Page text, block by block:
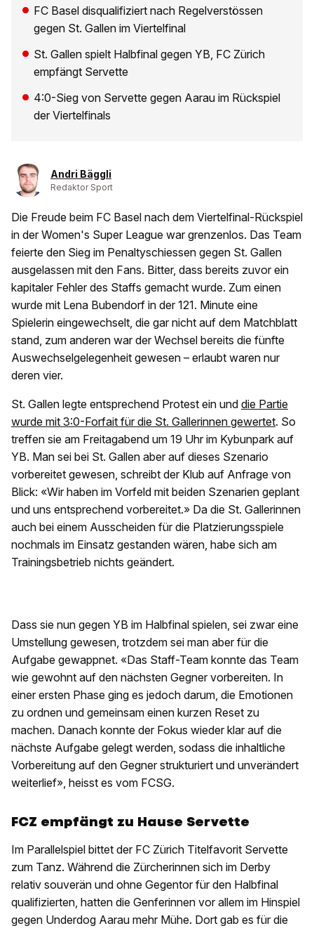
FC Basel disqualifiziert nach Regelverstössen
gegen St. Gallen im Viertelfinal
St. Gallen spielt Halbfinal gegen YB, FC Zürich
empfängt Servette
4:0-Sieg von Servette gegen Aarau im Rückspiel
der Viertelfinals
Andri Bäggli
Redaktor Sport
Die Freude beim FC Basel nach dem Viertelfinal-Rückspiel
in der Women's Super League war grenzenlos. Das Team
feierte den Sieg im Penaltyschiessen gegen St. Gallen
ausgelassen mit den Fans. Bitter, dass bereits zuvor ein
kapitaler Fehler des Staffs gemacht wurde. Zum einen
wurde mit Lena Bubendorf in der 121. Minute eine
Spielerin eingewechselt, die gar nicht auf dem Matchblatt
stand, zum anderen war der Wechsel bereits die fünfte
Auswechselgelegenheit gewesen – erlaubt waren nur
deren vier.
St. Gallen legte entsprechend Protest ein und die Partie
wurde mit 3:0-Forfait für die St. Gallerinnen gewertet. So
treffen sie am Freitagabend um 19 Uhr im Kybunpark auf
YB. Man sei bei St. Gallen aber auf dieses Szenario
vorbereitet gewesen, schreibt der Klub auf Anfrage von
Blick: «Wir haben im Vorfeld mit beiden Szenarien geplant
und uns entsprechend vorbereitet.» Da die St. Gallerinnen
auch bei einem Ausscheiden für die Platzierungsspiele
nochmals im Einsatz gestanden wären, habe sich am
Trainingsbetrieb nichts geändert.
Dass sie nun gegen YB im Halbfinal spielen, sei zwar eine
Umstellung gewesen, trotzdem sei man aber für die
Aufgabe gewappnet. «Das Staff-Team konnte das Team
wie gewohnt auf den nächsten Gegner vorbereiten. In
einer ersten Phase ging es jedoch darum, die Emotionen
zu ordnen und gemeinsam einen kurzen Reset zu
machen. Danach konnte der Fokus wieder klar auf die
nächste Aufgabe gelegt werden, sodass die inhaltliche
Vorbereitung auf den Gegner strukturiert und unverändert
weiterlief», heisst es vom FCSG.
FCZ empfängt zu Hause Servette
Im Parallelspiel bittet der FC Zürich Titelfavorit Servette
zum Tanz. Während die Zürcherinnen sich im Derby
relativ souverän und ohne Gegentor für den Halbfinal
qualifizierten, hatten die Genferinnen vor allem im Hinspiel
gegen Underdog Aarau mehr Mühe. Dort gab es für die